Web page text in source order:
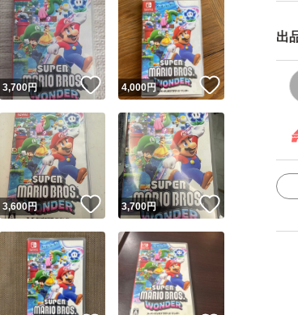
出
ね！
3,700円 いいね！
4,000円 いいね！
ね！
3,600円 いいね！
3,700円